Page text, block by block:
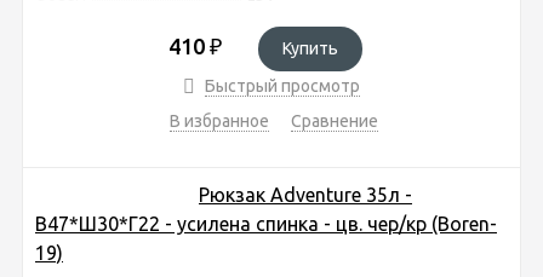
410 ₽
Купить
Быстрый просмотр
В избранное
Сравнение
Рюкзак Adventure 35л -
В47*Ш30*Г22 - усилена спинка - цв. чер/кр (Boren-
19)